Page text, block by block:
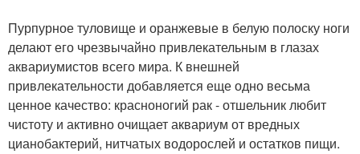
Пурпурное туловище и оранжевые в белую полоску ноги
делают его чрезвычайно привлекательным в глазах
аквариумистов всего мира. К внешней
привлекательности добавляется еще одно весьма
ценное качество: красноногий рак - отшельник любит
чистоту и активно очищает аквариум от вредных
цианобактерий, нитчатых водорослей и остатков пищи.